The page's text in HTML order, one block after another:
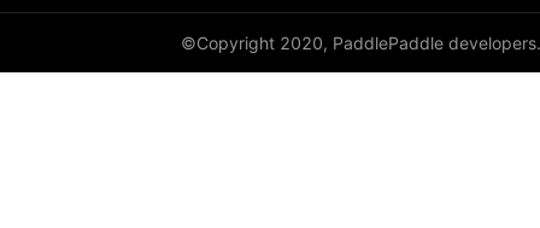
©Copyright 2020, PaddlePaddle developers.